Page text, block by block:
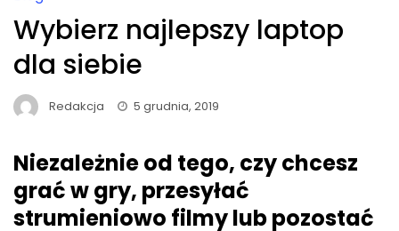
Wybierz najlepszy laptop
dla siebie
Redakcja 5 grudnia, 2019
Niezależnie od tego, czy chcesz
grać w gry, przesyłać
strumieniowo filmy lub pozostać